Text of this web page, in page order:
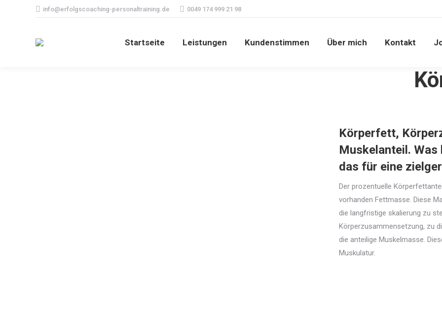
info@erfolgscoaching-personaltraining.de 0049 174 999 21 98
Startseite Leistungen Kundenstimmen Über mich Kontakt
Körperfett,
Muskelanteil.
das für eine
Der prozentuelle
vorhanden Fettmasse. Diese
die langfristige skalierung zu
Körperzusammensetzung, zu
die anteilige Muskelmasse.
Muskulatur.